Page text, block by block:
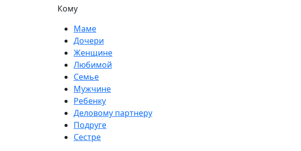
Кому
Маме
Дочери
Женщине
Любимой
Семье
Мужчине
Ребенку
Деловому партнеру
Подруге
Сестре